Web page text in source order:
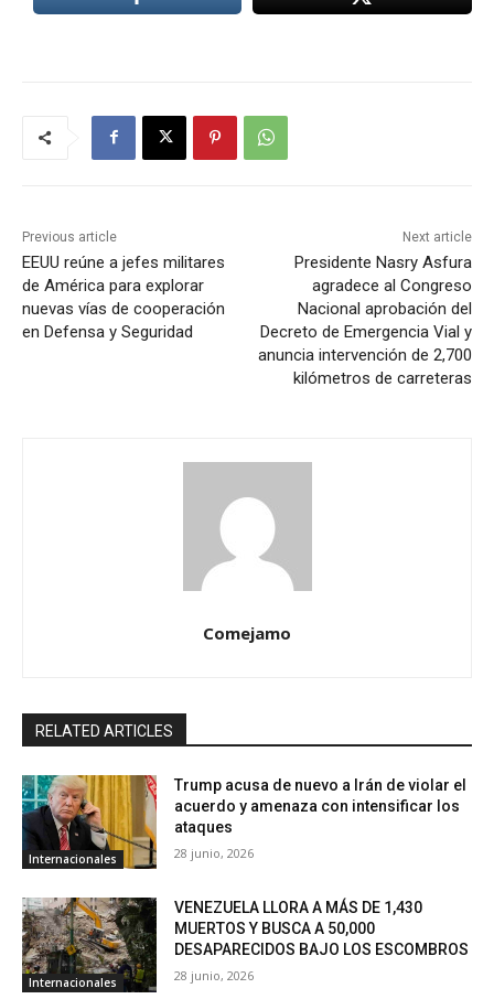
Previous article
EEUU reúne a jefes militares
de América para explorar
nuevas vías de cooperación
en Defensa y Seguridad
Next article
Presidente Nasry Asfura
agradece al Congreso
Nacional aprobación del
Decreto de Emergencia Vial y
anuncia intervención de 2,700
kilómetros de carreteras
Comejamo
RELATED ARTICLES
Internacionales
Trump acusa de nuevo a Irán de violar el
acuerdo y amenaza con intensificar los
ataques
28 junio, 2026
Internacionales
VENEZUELA LLORA A MÁS DE 1,430
MUERTOS Y BUSCA A 50,000
DESAPARECIDOS BAJO LOS ESCOMBROS
28 junio, 2026